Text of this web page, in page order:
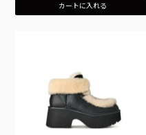
カートに入れる